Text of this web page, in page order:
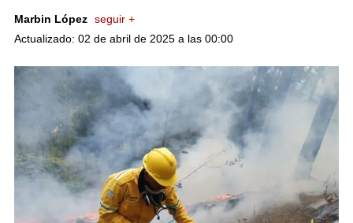
Marbin López seguir +
Actualizado: 02 de abril de 2025 a las 00:00